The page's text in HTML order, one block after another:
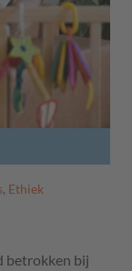
, Ethiek
betrokken bij